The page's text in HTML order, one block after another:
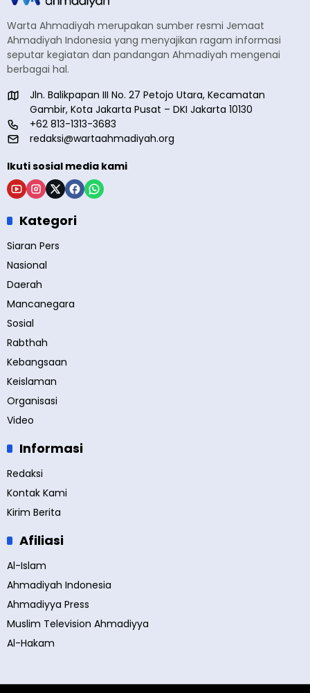
Warta Ahmadiyah merupakan sumber resmi Jemaat
Ahmadiyah Indonesia yang menyajikan ragam informasi
seputar kegiatan dan pandangan Ahmadiyah mengenai
berbagai hal.
Jln. Balikpapan III No. 27 Petojo Utara, Kecamatan
Gambir, Kota Jakarta Pusat – DKI Jakarta 10130
+62 813-1313-3683
redaksi@wartaahmadiyah.org
Ikuti sosial media kami
Kategori
Siaran Pers
Nasional
Daerah
Mancanegara
Sosial
Rabthah
Kebangsaan
Keislaman
Organisasi
Video
Informasi
Redaksi
Kontak Kami
Kirim Berita
Afiliasi
Al-Islam
Ahmadiyah Indonesia
Ahmadiyya Press
Muslim Television Ahmadiyya
Al-Hakam